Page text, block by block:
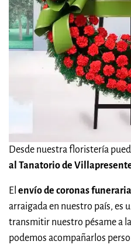
Desde nuestra floristería
al Tanatorio de
El envío de coronas
arraigada en nuestro país, es
transmitir nuestro pésame a
podemos acompañarlos